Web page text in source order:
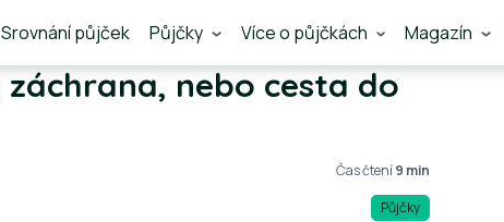
Srovnání půjček Půjčky Více o půjčkách Magazín
nebo cesta do
Čas čtení9 min
Půjčky